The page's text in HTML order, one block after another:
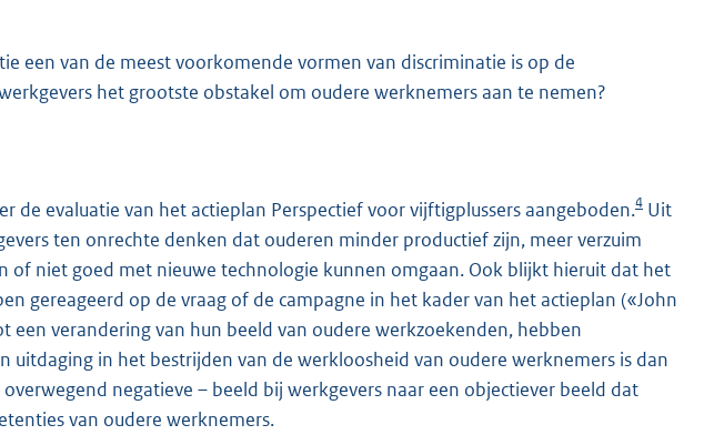
een van de meest voorkomende vormen van discriminatie is op de
het grootste obstakel om oudere werknemers aan te nemen?
de evaluatie van het actieplan Perspectief voor vijftigplussers aangeboden.4 Uit
ten onrechte denken dat ouderen minder productief zijn, meer verzuim
of niet goed met nieuwe technologie kunnen omgaan. Ook blijkt hieruit dat het
gereageerd op de vraag of de campagne in het kader van het actieplan («John
een verandering van hun beeld van oudere werkzoekenden, hebben
uitdaging in het bestrijden van de werkloosheid van oudere werknemers is dan
negatieve – beeld bij werkgevers naar een objectiever beeld dat
van oudere werknemers.